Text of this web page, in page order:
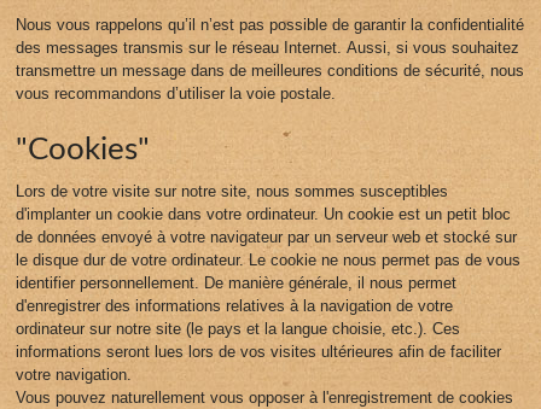
Nous vous rappelons qu’il n’est pas possible de garantir la confidentialité
des messages transmis sur le réseau Internet. Aussi, si vous souhaitez
transmettre un message dans de meilleures conditions de sécurité, nous
vous recommandons d’utiliser la voie postale.
"Cookies"
Lors de votre visite sur notre site, nous sommes susceptibles
d'implanter un cookie dans votre ordinateur. Un cookie est un petit bloc
de données envoyé à votre navigateur par un serveur web et stocké sur
le disque dur de votre ordinateur. Le cookie ne nous permet pas de vous
identifier personnellement. De manière générale, il nous permet
d'enregistrer des informations relatives à la navigation de votre
ordinateur sur notre site (le pays et la langue choisie, etc.). Ces
informations seront lues lors de vos visites ultérieures afin de faciliter
votre navigation.
Vous pouvez naturellement vous opposer à l'enregistrement de cookies